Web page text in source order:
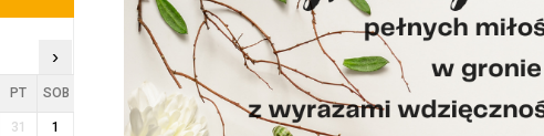
›
PT SOB
31
1